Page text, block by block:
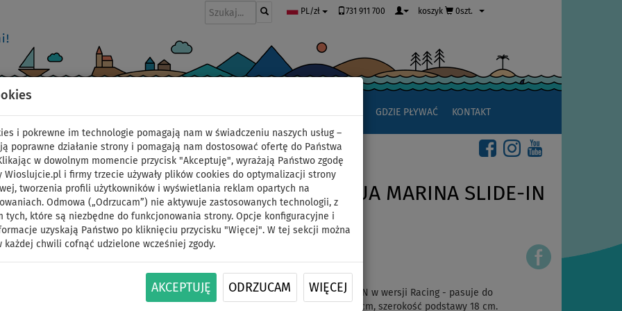
i pokrewne im technologie pomagają nam w świadczeniu naszych usług –
poprawne działanie strony i pomagają nam dostosować ofertę do Państwa
w dowolnym momencie przycisk "Akceptuję", wyrażają Państwo zgodę
Wioslujcie.pl i firmy trzecie używały plików cookies do optymalizacji strony
tworzenia profili użytkowników i wyświetlania reklam opartych na
Odmowa („Odrzucam”) nie aktywuje zastosowanych technologii, z
tych, które są niezbędne do funkcjonowania strony. Opcje konfiguracyjne i
uzyskają Państwo po kliknięciu przycisku "Więcej". W tej sekcji można
każdej chwili cofnąć udzielone wcześniej zgody.
AKCEPTUJĘ ODRZUCAM WIĘCEJ
PL/zł 731 911 700 koszyk 0szt.
GDZIE PŁYWAĆ KONTAKT
Statecznik do deski SUP AQUA MARINA SLIDE-IN
racing fin 25 cm
ID: 12351387366
Wsuwany, tylny statecznik marki AQUA MARINA typu SLIDE-IN w wersji Racing - pasuje do
standardowych gniazd typu Slide-IN. Wysokość fina to 24,5 cm, szerokość podstawy 18 cm.